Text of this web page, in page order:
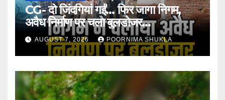
CG- दो जिंदगियां गईं… फिर जागा निगम,
अवैध निर्माण पर चला बुलडोजर…
AUGUST 7, 2026 POORNIMA SHUKLA